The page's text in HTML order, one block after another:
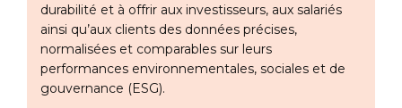
durabilité et à offrir aux investisseurs, aux salariés
ainsi qu’aux clients des données précises,
normalisées et comparables sur leurs
performances environnementales, sociales et de
gouvernance (ESG).